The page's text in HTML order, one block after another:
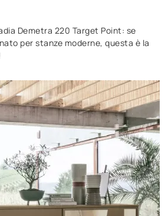
Demetra 220 Target Point: se
per stanze moderne, questa è la